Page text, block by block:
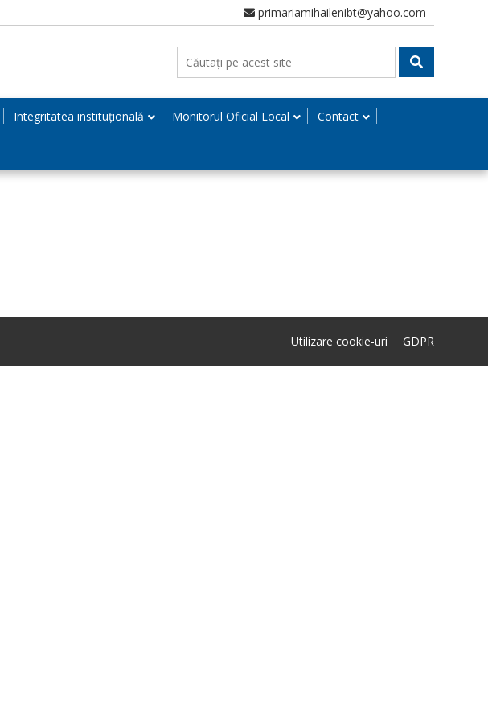
primariamihailenibt@yahoo.com
Integritatea instituțională Monitorul Oficial Local Contact
Utilizare cookie-uri GDPR